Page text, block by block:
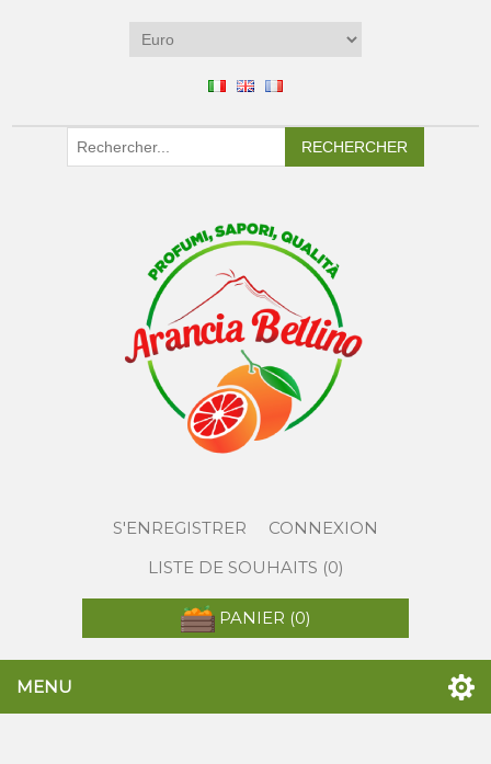
RECHERCHER
S'ENREGISTRER
CONNEXION
LISTE DE SOUHAITS (0)
PANIER (0)
MENU